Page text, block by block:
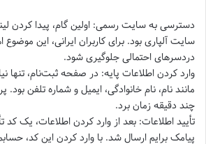
دسترسی به سایت رسمی: اولین گام، پیدا کردن
سایت آلپاری بود. برای کاربران ایرانی، این موضوع
دردسرهای احتمالی جلوگیری شود.
وارد کردن اطلاعات پایه: در صفحه ثبت‌نام، تنها
مانند نام، نام خانوادگی، ایمیل و شماره تلفن بود.
چند دقیقه زمان برد.
تأیید اطلاعات: بعد از وارد کردن اطلاعات، یک کد
پیامک برایم ارسال شد. با وارد کردن این کد،